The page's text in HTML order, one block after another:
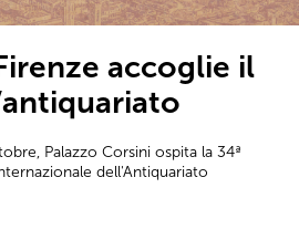
accoglie il
Palazzo Corsini ospita la 34ª
dell'Antiquariato